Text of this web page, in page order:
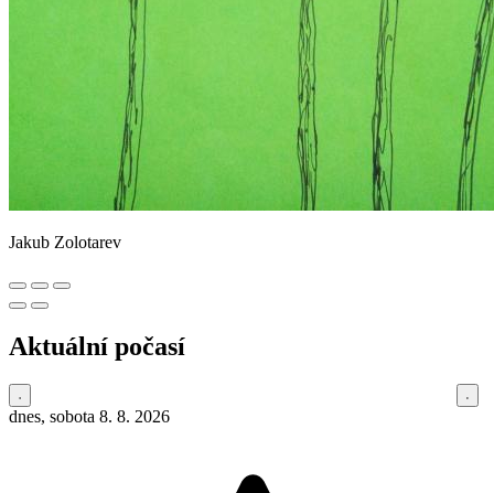
Jakub Zolotarev
Aktuální počasí
dnes, sobota 8. 8. 2026